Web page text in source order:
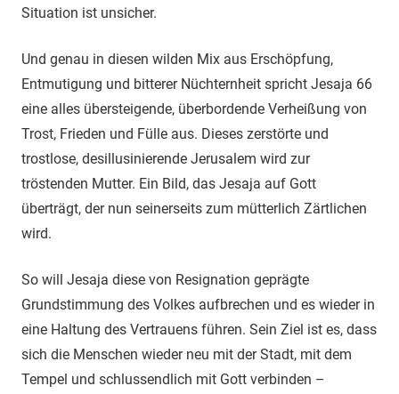
Situation ist unsicher.
Und genau in diesen wilden Mix aus Erschöpfung,
Entmutigung und bitterer Nüchternheit spricht Jesaja 66
eine alles übersteigende, überbordende Verheißung von
Trost, Frieden und Fülle aus. Dieses zerstörte und
trostlose, desillusinierende Jerusalem wird zur
tröstenden Mutter. Ein Bild, das Jesaja auf Gott
überträgt, der nun seinerseits zum mütterlich Zärtlichen
wird.
So will Jesaja diese von Resignation geprägte
Grundstimmung des Volkes aufbrechen und es wieder in
eine Haltung des Vertrauens führen. Sein Ziel ist es, dass
sich die Menschen wieder neu mit der Stadt, mit dem
Tempel und schlussendlich mit Gott verbinden –